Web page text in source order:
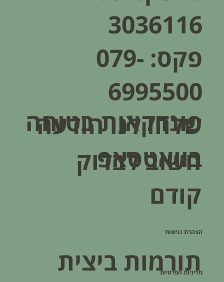
3036116
פקס: 079-
6995500
שלחו לנו הודעה
בוואטסאפ
הצהרת נגישות
מדיניות הפרטיות
פונדקאות בטוחה
חשוב לבדוק
קודם
תורמות ביצית